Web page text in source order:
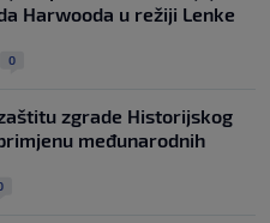
Harwooda u režiji Lenke
0
zgrade Historijskog
međunarodnih